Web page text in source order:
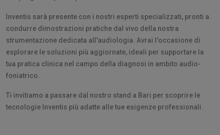
Inventis sarà presente con i nostri esperti specializzati, pronti a
condurre dimostrazioni pratiche dal vivo della nostra
strumentazione dedicata all'audiologia. Avrai l'occasione di
esplorare le soluzioni più aggiornate, ideali per supportare la
tua pratica clinica nel campo della diagnosi in ambito audio-
foniatrico.
Ti invitiamo a passare dal nostro stand a Bari per scoprire le
tecnologie Inventis più adatte alle tue esigenze professionali.